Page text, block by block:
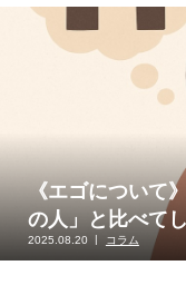
《エゴについて
の人」と比べて
2025.08.20 コラム